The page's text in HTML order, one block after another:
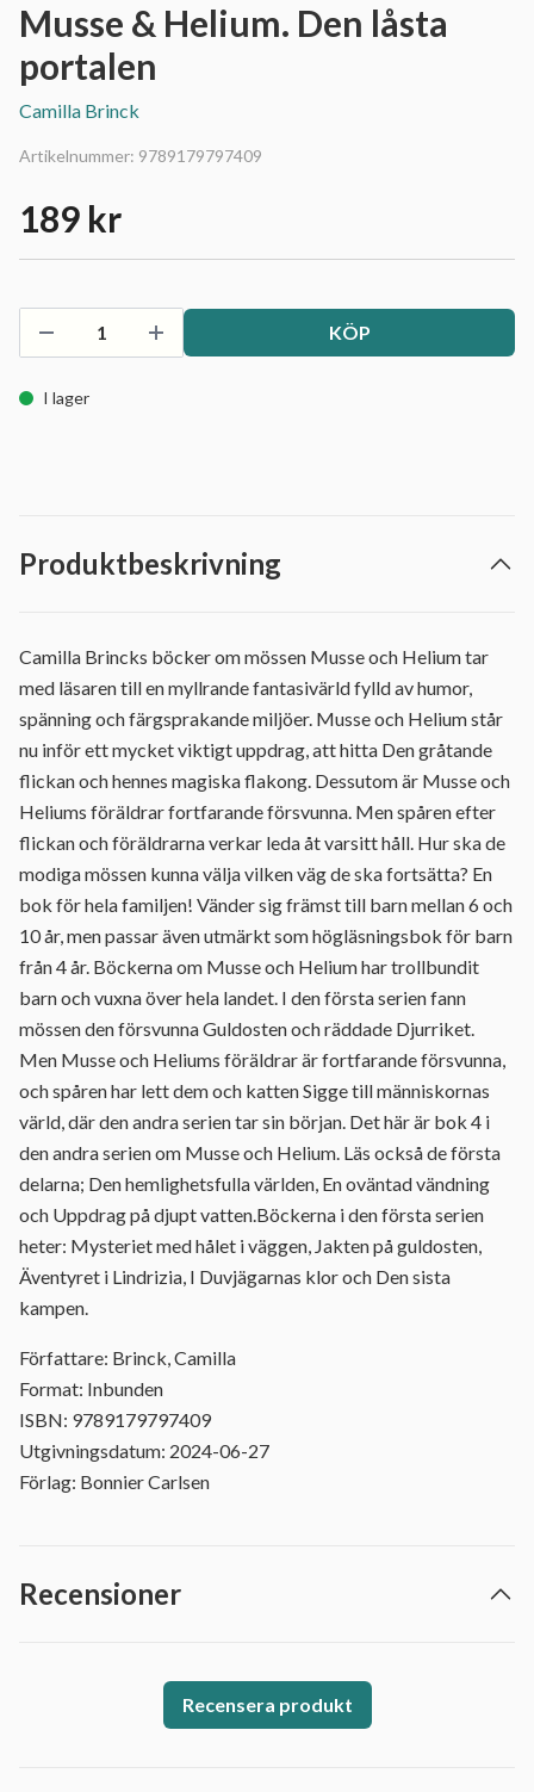
Musse & Helium. Den låsta
portalen
Camilla Brinck
Artikelnummer: 9789179797409
189 kr
KÖP
I lager
Produktbeskrivning
Camilla Brincks böcker om mössen Musse och Helium tar
med läsaren till en myllrande fantasivärld fylld av humor,
spänning och färgsprakande miljöer. Musse och Helium står
nu inför ett mycket viktigt uppdrag, att hitta Den gråtande
flickan och hennes magiska flakong. Dessutom är Musse och
Heliums föräldrar fortfarande försvunna. Men spåren efter
flickan och föräldrarna verkar leda åt varsitt håll. Hur ska de
modiga mössen kunna välja vilken väg de ska fortsätta? En
bok för hela familjen! Vänder sig främst till barn mellan 6 och
10 år, men passar även utmärkt som högläsningsbok för barn
från 4 år. Böckerna om Musse och Helium har trollbundit
barn och vuxna över hela landet. I den första serien fann
mössen den försvunna Guldosten och räddade Djurriket.
Men Musse och Heliums föräldrar är fortfarande försvunna,
och spåren har lett dem och katten Sigge till människornas
värld, där den andra serien tar sin början. Det här är bok 4 i
den andra serien om Musse och Helium. Läs också de första
delarna; Den hemlighetsfulla världen, En oväntad vändning
och Uppdrag på djupt vatten.Böckerna i den första serien
heter: Mysteriet med hålet i väggen, Jakten på guldosten,
Äventyret i Lindrizia, I Duvjägarnas klor och Den sista
kampen.
Författare: Brinck, Camilla
Format: Inbunden
ISBN: 9789179797409
Utgivningsdatum: 2024-06-27
Förlag: Bonnier Carlsen
Recensioner
Recensera produkt